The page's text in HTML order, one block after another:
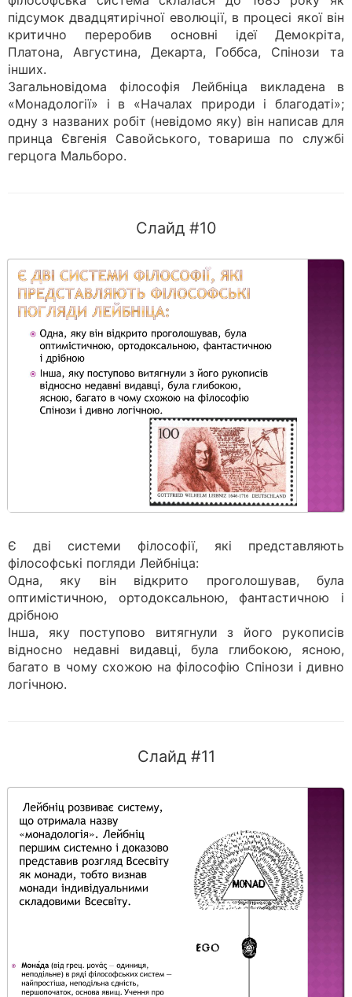
підсумок двадцятирічної еволюції, в процесі якої він
критично переробив основні ідеї Демокріта,
Платона, Августина, Декарта, Гоббса, Спінози та
інших.
Загальновідома філософія Лейбніца викладена в
«Монадології» і в «Началах природи і благодаті»;
одну з названих робіт (невідомо яку) він написав для
принца Євгенія Савойського, товариша по службі
герцога Мальборо.
Слайд #10
Є дві системи філософії, які представляють
філософські погляди Лейбніца:
Одна, яку він відкрито проголошував, була
оптимістичною, ортодоксальною, фантастичною і
дрібною
Інша, яку поступово витягнули з його рукописів
відносно недавні видавці, була глибокою, ясною,
багато в чому схожою на філософію Спінози і дивно
логічною.
Слайд #11